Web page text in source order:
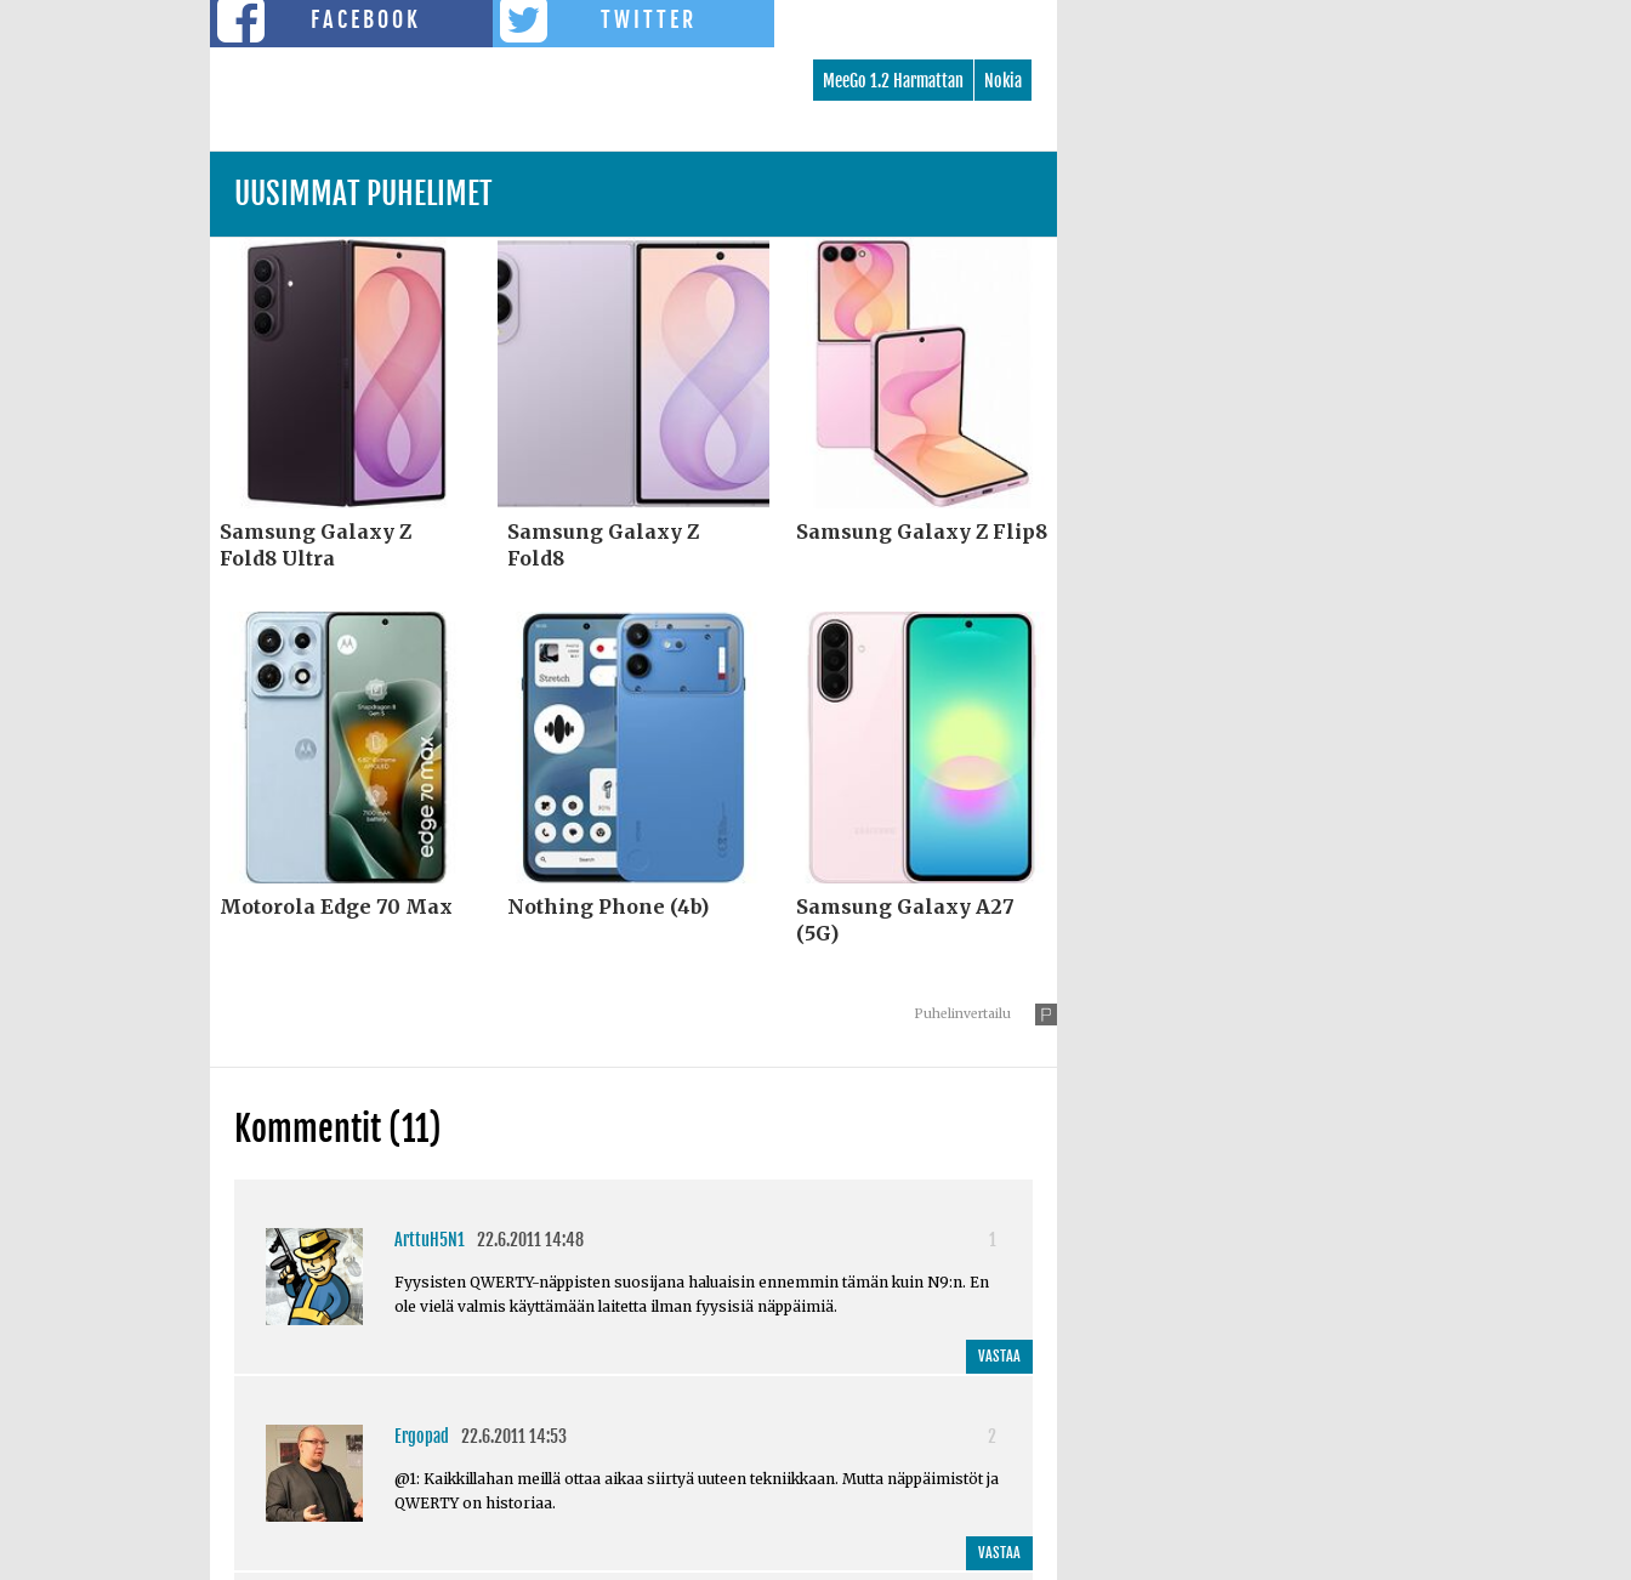
FACEBOOK
TWITTER
Nokia
MeeGo 1.2 Harmattan
UUSIMMAT PUHELIMET
Samsung Galaxy Z
Fold8 Ultra
Samsung Galaxy Z
Fold8
Samsung Galaxy Z Flip8
Motorola Edge 70 Max Nothing Phone (4b)
Samsung Galaxy A27
(5G)
Puhelinvertailu
Kommentit (11)
ArttuH5N1 22.6.2011 14:48 1
Fyysisten QWERTY-näppisten suosijana haluaisin ennemmin tämän kuin N9:n. En
ole vielä valmis käyttämään laitetta ilman fyysisiä näppäimiä.
VASTAA
Ergopad 22.6.2011 14:53 2
@1: Kaikkillahan meillä ottaa aikaa siirtyä uuteen tekniikkaan. Mutta näppäimistöt ja
QWERTY on historiaa.
VASTAA